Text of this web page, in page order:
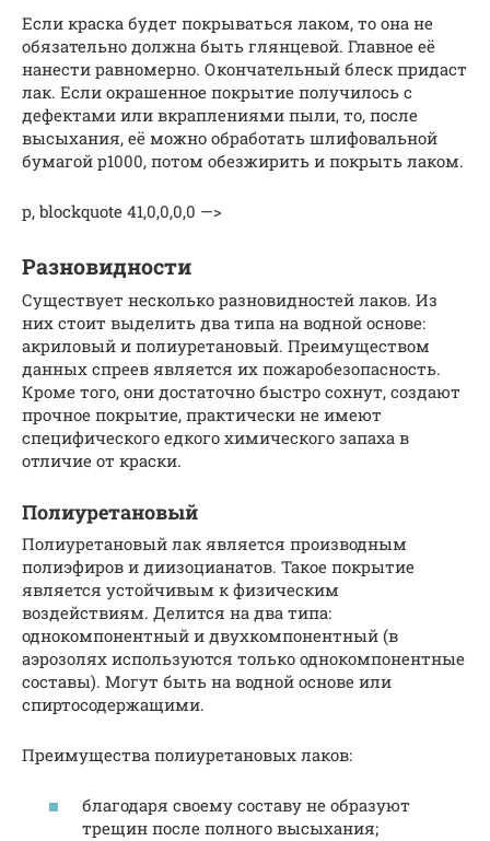
Если крас­ка будет покры­вать­ся лаком, то она не
обя­за­тель­но долж­на быть глян­це­вой. Глав­ное её
нане­сти рав­но­мер­но. Окон­ча­тель­ный блеск при­даст
лак. Если окра­шен­ное покры­тие полу­чи­лось с
дефек­та­ми или вкрап­ле­ни­я­ми пыли, то, после
высы­ха­ния, её мож­но обра­бо­тать шли­фо­валь­ной
бума­гой p1000, потом обез­жи­рить и покрыть лаком.
p, blockquote 41,0,0,0,0 —>
Разновидности
Существует несколько разновидностей лаков. Из
них стоит выделить два типа на водной основе:
акриловый и полиуретановый. Преимуществом
данных спреев является их пожаробезопасность.
Кроме того, они достаточно быстро сохнут, создают
прочное покрытие, практически не имеют
специфического едкого химического запаха в
отличие от краски.
Полиуретановый
Полиуретановый лак является производным
полиэфиров и диизоцианатов. Такое покрытие
является устойчивым к физическим
воздействиям. Делится на два типа:
однокомпонентный и двухкомпонентный (в
аэрозолях используются только однокомпонентные
составы). Могут быть на водной основе или
спиртосодержащими.
Преимущества полиуретановых лаков:
благодаря своему составу не образуют
трещин после полного высыхания;